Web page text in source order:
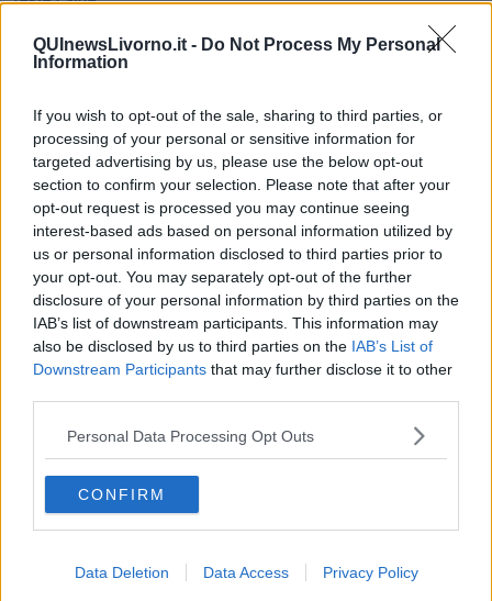
QUInewsLivorno.it - Do Not Process My Personal
Information
If you wish to opt-out of the sale, sharing to third parties, or
processing of your personal or sensitive information for
targeted advertising by us, please use the below opt-out
section to confirm your selection. Please note that after your
opt-out request is processed you may continue seeing
interest-based ads based on personal information utilized by
us or personal information disclosed to third parties prior to
your opt-out. You may separately opt-out of the further
disclosure of your personal information by third parties on the
IAB’s list of downstream participants. This information may
also be disclosed by us to third parties on the IAB’s List of
Downstream Participants that may further disclose it to other
Personal Data Processing Opt Outs
CONFIRM
Data Deletion Data Access Privacy Policy
Armiamoci e... avviatevi
Da Capodanno a Carnevale
Sor-riso amaro
Fine anno al ristorante
La festa di Capodanno
Natale 2024
Re e regnanti
A noi interessa il dito non la luna
Come rubare allo stato e vivere felici
Una performance
Il compagno
​Io (allo specchio)
Tramonto
Passato, presente, futuro
La virtù del non fare
Leggendo l'Eneide
​(In)sicurezza stradale
Il decalogo del politico
Un calcio alla finzione
Solitudine
Il disprezzo del mondo